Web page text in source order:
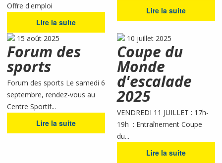
Offre d'emploi
Lire la suite
Lire la suite
15 août 2025
Forum des
sports
Forum des sports Le samedi 6
septembre, rendez-vous au
Centre Sportif...
Lire la suite
10 juillet 2025
Coupe du
Monde
d'escalade
2025
VENDREDI 11 JUILLET : 17h-
19h : Entraînement Coupe
du...
Lire la suite